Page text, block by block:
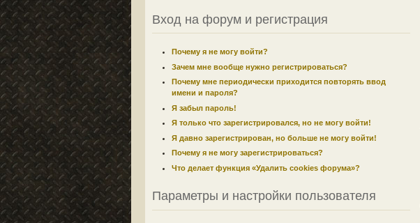
Вход на форум и регистрация
Почему я не могу войти?
Зачем мне вообще нужно регистрироваться?
Почему мне периодически приходится повторять ввод
имени и пароля?
Я забыл пароль!
Я только что зарегистрировался, но не могу войти!
Я давно зарегистрирован, но больше не могу войти!
Почему я не могу зарегистрироваться?
Что делает функция «Удалить cookies форума»?
Параметры и настройки пользователя